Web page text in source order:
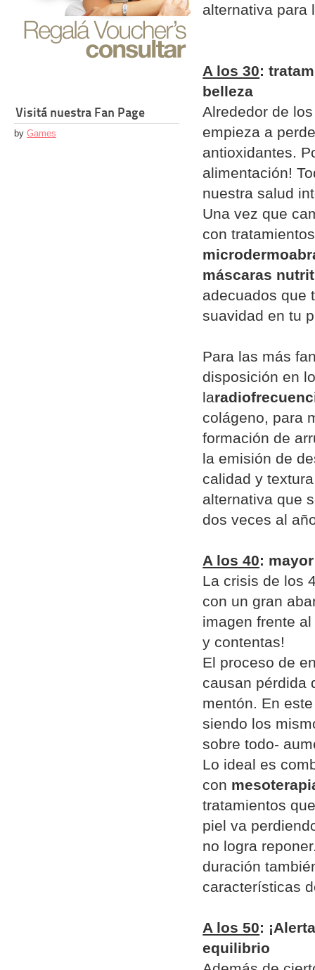
Visitá nuestra Fan Page
by Games
alternativa para
A los 30:
belleza
Alrededor de
empieza a
antioxidantes.
alimentación!
nuestra salud
Una vez que
con
máscaras
adecuados que
suavidad en tu
Para las más
disposición en
la
colágeno, para
formación de
la emisión de
calidad y
alternativa que
dos veces al
A los 40:
La crisis de los
con un gran
imagen frente
y contentas!
El proceso de
causan pérdida
mentón. En
siendo los
sobre todo-
Lo ideal es
con
tratamientos
piel va
no logra
duración
características
A los 50:
equilibrio